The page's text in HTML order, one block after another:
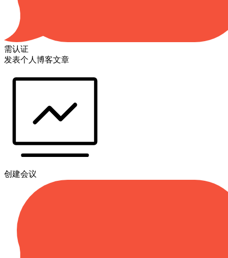
需认证
发表个人博客文章
创建会议